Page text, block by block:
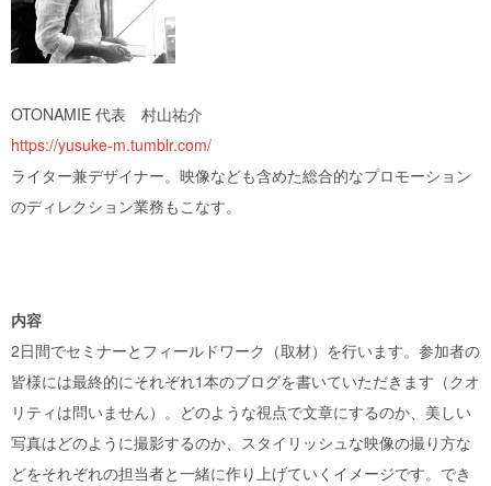
OTONAMIE 代表 村山祐介
https://yusuke-m.tumblr.com/
ライター兼デザイナー。映像なども含めた総合的なプロモーション
のディレクション業務もこなす。
内容
2日間でセミナーとフィールドワーク（取材）を行います。参加者の
皆様には最終的にそれぞれ1本のブログを書いていただきます（クオ
リティは問いません）。どのような視点で文章にするのか、美しい
写真はどのように撮影するのか、スタイリッシュな映像の撮り方な
どをそれぞれの担当者と一緒に作り上げていくイメージです。でき